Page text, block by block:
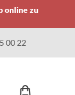
online zu
00 22